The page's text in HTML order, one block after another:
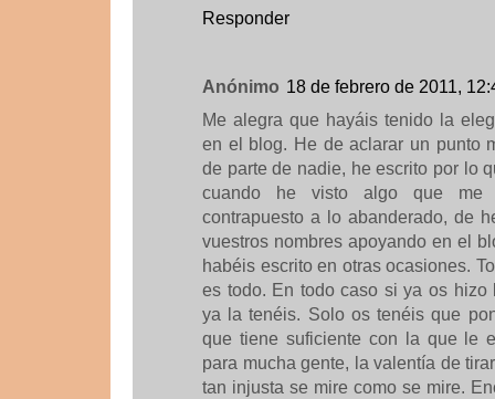
Responder
Anónimo 18 de febrero de 2011,
Me alegra que hayáis tenido la
en el blog. He de aclarar un punto
de parte de nadie, he escrito por lo
cuando he visto algo que me
contrapuesto a lo abanderado, de
vuestros nombres apoyando en el
habéis escrito en otras ocasiones.
es todo. En todo caso si ya os hizo
ya la tenéis. Solo os tenéis que
que tiene suficiente con la que le
para mucha gente, la valentía de
tan injusta se mire como se mire.